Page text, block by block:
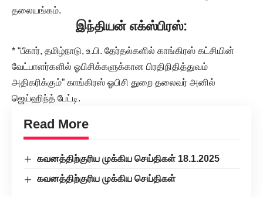
தலையங்கம்.
இந்தியன் எக்ஸ்பிரஸ்:
* “பீகார், தமிழ்நாடு, உ.பி. தேர்தல்களில் காங்கிரஸ் கட்சியின்
வேட்பாளர்களில் ஓபிசிக்களுக்கான பிரதிநிதித்துவம்
அதிகரிக்கும்” காங்கிரஸ் ஓபிசி துறை தலைவர் அனில்
ஜெய்ஹிந்த் பேட்டி.
Read More
கவனத்திற்குரிய முக்கிய செய்திகள் 18.1.2025
கவனத்திற்குரிய முக்கிய செய்திகள்